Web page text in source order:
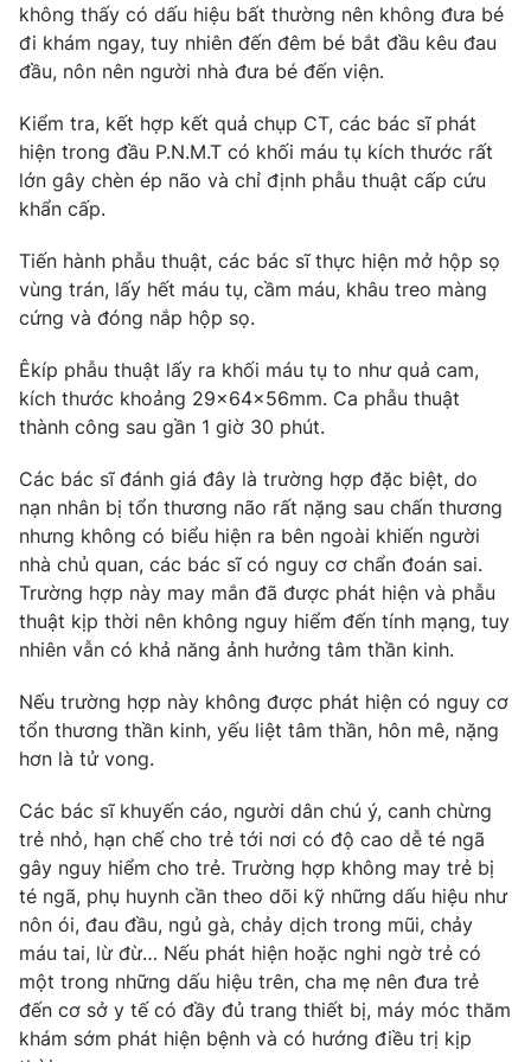
Photo Infographic
Video
VTV Money VTV Thể thao
VTV Sức khoẻ
Thị trường 24h
VTV4 Vươn mình bằng AI
Liên hệ tòa soạn English
THỜI BÁO VTV
Theo dõi báo trên
Cơ quan chủ quản:
Đài Truyền hình Việt Nam
Cơ quan báo chí: Thời báo VTV
Giấy phép hoạt động báo in và báo điện tử số 483/GP-BTTTT
cấp ngày 29/12/2023
Tổng Biên tập:Vũ Thanh Thủy
Phó Tổng Biên tập: Nguyễn Thị Mỹ Hạnh, Phạm Quốc Thắng,
Nguyễn Trọng Ninh
Tổng đài VTV:024.38 355 931 - 024.38 355 932
không thấy có dấu hiệu bất thường nên không đưa bé
đi khám ngay, tuy nhiên đến đêm bé bắt đầu kêu đau
đầu, nôn nên người nhà đưa bé đến viện.
Kiểm tra, kết hợp kết quả chụp CT, các bác sĩ phát
hiện trong đầu P.N.M.T có khối máu tụ kích thước rất
lớn gây chèn ép não và chỉ định phẫu thuật cấp cứu
khẩn cấp.
Tiến hành phẫu thuật, các bác sĩ thực hiện mở hộp sọ
vùng trán, lấy hết máu tụ, cầm máu, khâu treo màng
cứng và đóng nắp hộp sọ.
Êkíp phẫu thuật lấy ra khối máu tụ to như quả cam,
kích thước khoảng 29x64x56mm. Ca phẫu thuật
thành công sau gần 1 giờ 30 phút.
Các bác sĩ đánh giá đây là trường hợp đặc biệt, do
nạn nhân bị tổn thương não rất nặng sau chấn thương
nhưng không có biểu hiện ra bên ngoài khiến người
nhà chủ quan, các bác sĩ có nguy cơ chẩn đoán sai.
Trường hợp này may mắn đã được phát hiện và phẫu
thuật kịp thời nên không nguy hiểm đến tính mạng, tuy
nhiên vẫn có khả năng ảnh hưởng tâm thần kinh.
Nếu trường hợp này không được phát hiện có nguy cơ
tổn thương thần kinh, yếu liệt tâm thần, hôn mê, nặng
hơn là tử vong.
Các bác sĩ khuyến cáo, người dân chú ý, canh chừng
trẻ nhỏ, hạn chế cho trẻ tới nơi có độ cao dễ té ngã
gây nguy hiểm cho trẻ. Trường hợp không may trẻ bị
té ngã, phụ huynh cần theo dõi kỹ những dấu hiệu như
nôn ói, đau đầu, ngủ gà, chảy dịch trong mũi, chảy
máu tai, lừ đừ… Nếu phát hiện hoặc nghi ngờ trẻ có
một trong những dấu hiệu trên, cha mẹ nên đưa trẻ
đến cơ sở y tế có đầy đủ trang thiết bị, máy móc thăm
khám sớm phát hiện bệnh và có hướng điều trị kịp